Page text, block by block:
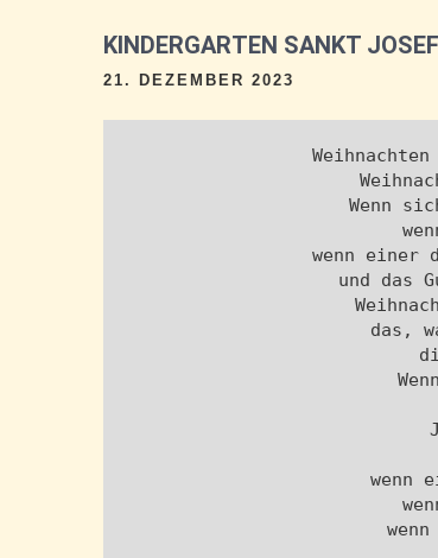
KINDERGARTEN SANKT
21. DEZEMBER 2023
Wenn
wenn einer
und das
das,
wenn